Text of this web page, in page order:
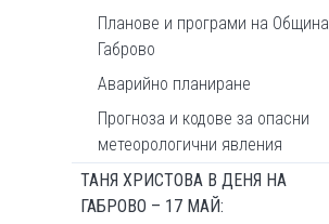
Планове и програми на Община
Габрово
Аварийно планиране
Прогноза и кодове за опасни
метеорологични явления
ТАНЯ ХРИСТОВА В ДЕНЯ НА
ГАБРОВО – 17 МАЙ: